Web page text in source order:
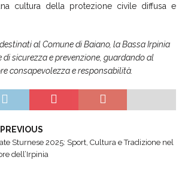
cultura della protezione civile diffusa e
al Comune di Baiano, la Bassa Irpinia
sicurezza e prevenzione, guardando al
consapevolezza e responsabilità.
PREVIOUS
Sturnese 2025: Sport, Cultura e Tradizione nel
dell’Irpinia